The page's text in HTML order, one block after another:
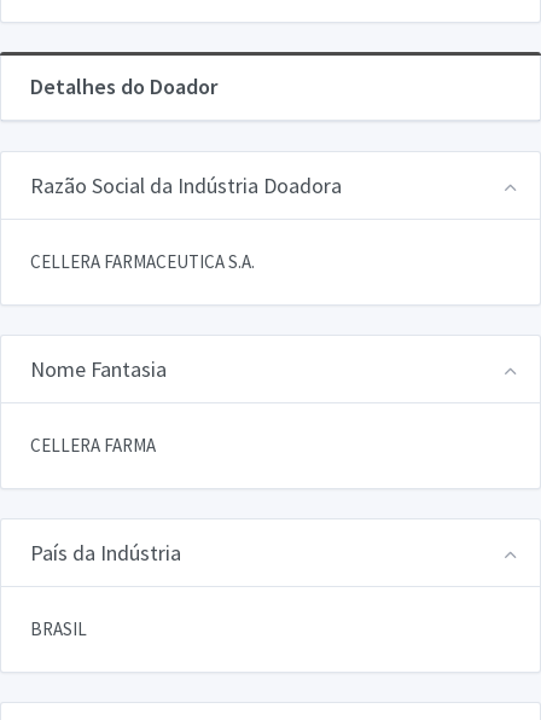
Detalhes do Doador
Razão Social da Indústria Doadora
CELLERA FARMACEUTICA S.A.
Nome Fantasia
CELLERA FARMA
País da Indústria
BRASIL